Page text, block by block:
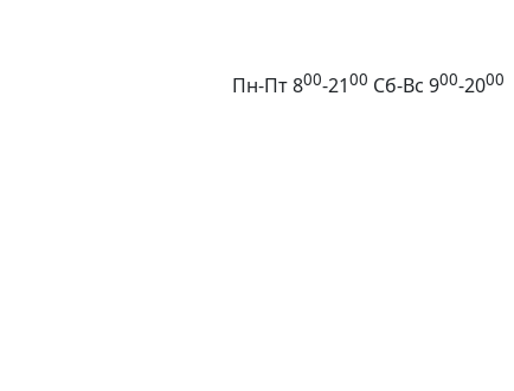
Пн-Пт 800-2100 Сб-Вс 900-2000